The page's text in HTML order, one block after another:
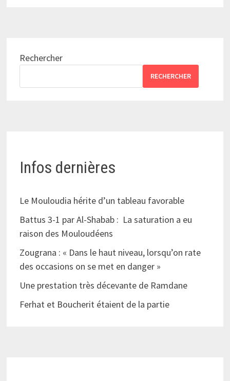
Rechercher
RECHERCHER
Infos dernières
Le Mouloudia hérite d’un tableau favorable
Battus 3-1 par Al-Shabab : La saturation a eu
raison des Mouloudéens
Zougrana : « Dans le haut niveau, lorsqu’on rate
des occasions on se met en danger »
Une prestation très décevante de Ramdane
Ferhat et Boucherit étaient de la partie